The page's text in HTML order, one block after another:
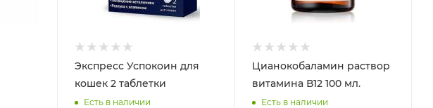
Экспресс Успокоин для
кошек 2 таблетки
Есть в наличии
Цианокобаламин раствор
витамина В12 100 мл.
Есть в наличии